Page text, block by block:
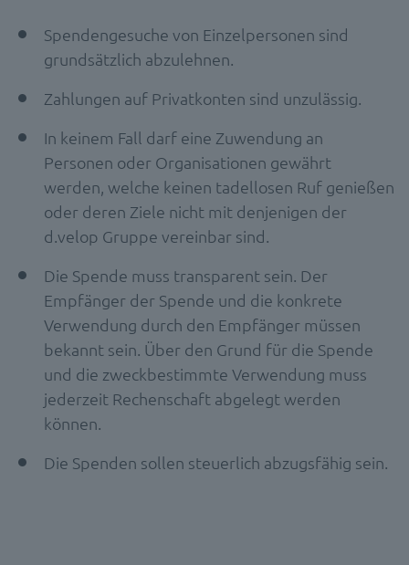
Spendengesuche von Einzelpersonen sind
grundsätzlich abzulehnen.
Zahlungen auf Privatkonten sind unzulässig.
In keinem Fall darf eine Zuwendung an
Personen oder Organisationen gewährt
werden, welche keinen tadellosen Ruf genießen
oder deren Ziele nicht mit denjenigen der
d.velop Gruppe vereinbar sind.
Die Spende muss transparent sein. Der
Empfänger der Spende und die konkrete
Verwendung durch den Empfänger müssen
bekannt sein. Über den Grund für die Spende
und die zweckbestimmte Verwendung muss
jederzeit Rechenschaft abgelegt werden
können.
Die Spenden sollen steuerlich abzugsfähig sein.